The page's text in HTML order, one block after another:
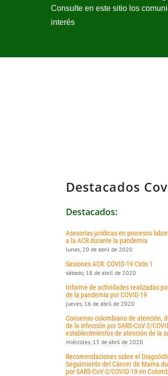
Consulte en este sitio los
interés
Destacados
Destacados:
Asesorías jurídicas en procesos
a la ACR durante la pandemia
lunes, 20 de abril de 2020
Sesiones ACR: COVID-19 Ciclo 1
sábado, 18 de abril de 2020
Informe de actividades realizadas
de la pandemia por COVID-19
jueves, 16 de abril de 2020
Consenso colombiano de atención,
de la infección por SARS-CoV-2/
establecimientos de atención de la
miércoles, 15 de abril de 2020
Recomendaciones sobre el
Seguimiento del Cáncer de Mama
por SARS-CoV-2/COVID-19 en